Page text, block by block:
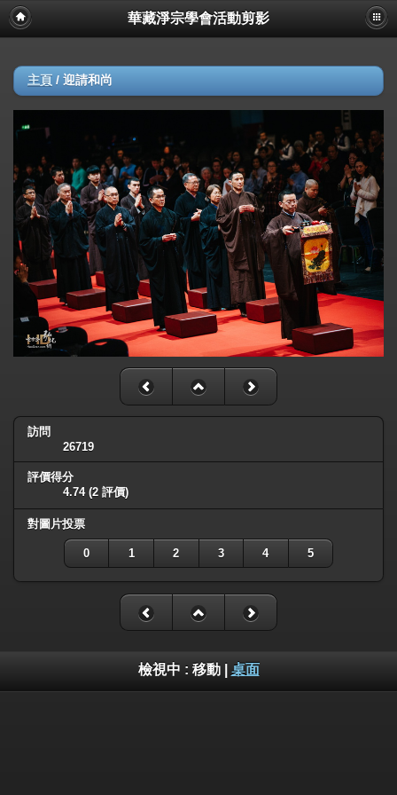
華藏淨宗學會活動剪影
主頁 / 迎請和尚
訪問
26719
評價得分
4.74 (2 評價)
對圖片投票
0 1 2 3 4 5
檢視中 : 移動| 桌面